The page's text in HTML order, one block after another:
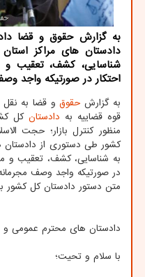
به گزارش حقوق و قضا
دادستان های مراکز
شناسایی، کشف، تعقیب و
احتکار در صورتیکه واجد
به گزارش حقوقو قضا به نقل
قوه قضاییه به دادستان کل
منظور کنترل بازار؛ حجت
کشور طی دستوری از دادستان
به شناسایی، کشف، تعقیب و
در صورتیکه واجد وصف مجرمانه
متن دستور دادستان کل کشور
دادستان های محترم عمومی و
با سلام و تحیت؛